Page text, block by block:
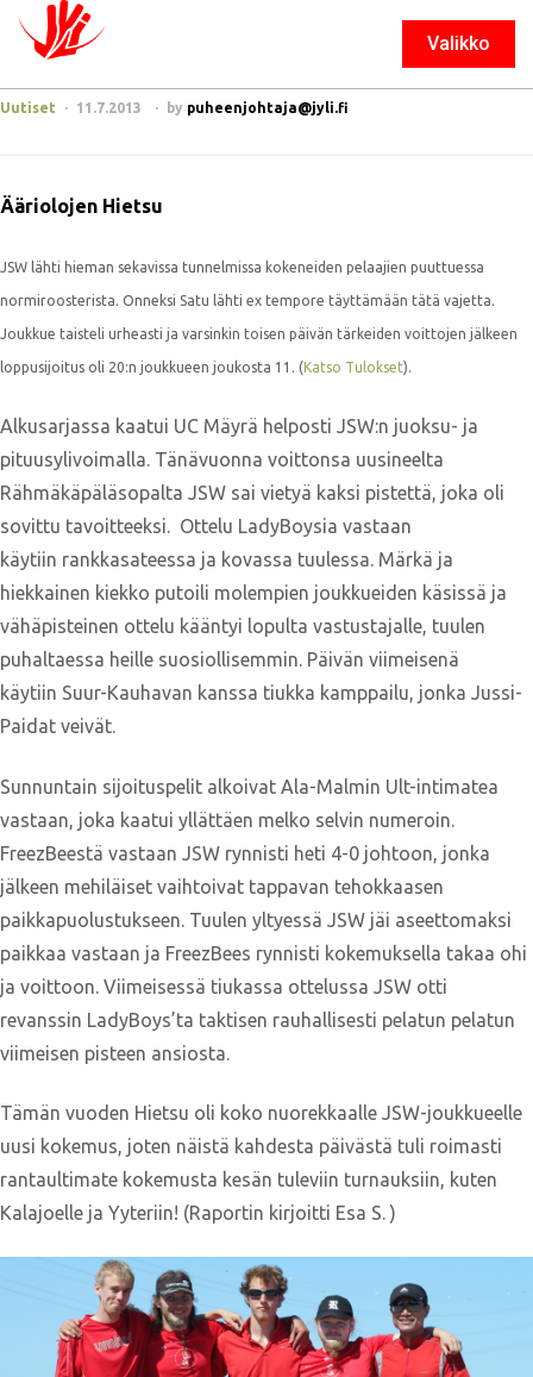
Valikko
Sulje
Uutiset 11.7.2013 by puheenjohtaja@jyli.fi
Ääriolojen Hietsu
JSW lähti hieman sekavissa tunnelmissa kokeneiden pelaajien puuttuessa
normiroosterista. Onneksi Satu lähti ex tempore täyttämään tätä vajetta.
Joukkue taisteli urheasti ja varsinkin toisen päivän tärkeiden voittojen jälkeen
loppusijoitus oli 20:n joukkueen joukosta 11. ( Katso Tulokset).
Alkusarjassa kaatui UC Mäyrä helposti JSW:n juoksu- ja
pituusylivoimalla. Tänävuonna voittonsa uusineelta
Rähmäkäpäläsopalta JSW sai vietyä kaksi pistettä, joka oli
sovittu tavoitteeksi. Ottelu LadyBoysia vastaan
käytiin rankkasateessa ja kovassa tuulessa. Märkä ja
hiekkainen kiekko putoili molempien joukkueiden käsissä ja
vähäpisteinen ottelu kääntyi lopulta vastustajalle, tuulen
puhaltaessa heille suosiollisemmin. Päivän viimeisenä
käytiin Suur-Kauhavan kanssa tiukka kamppailu, jonka Jussi-
Paidat veivät.
Sunnuntain sijoituspelit alkoivat Ala-Malmin Ult-intimatea
vastaan, joka kaatui yllättäen melko selvin numeroin.
FreezBeestä vastaan JSW rynnisti heti 4-0 johtoon, jonka
jälkeen mehiläiset vaihtoivat tappavan tehokkaasen
paikkapuolustukseen. Tuulen yltyessä JSW jäi aseettomaksi
paikkaa vastaan ja FreezBees rynnisti kokemuksella takaa ohi
ja voittoon. Viimeisessä tiukassa ottelussa JSW otti
revanssin LadyBoys’ta taktisen rauhallisesti pelatun pelatun
viimeisen pisteen ansiosta.
Tämän vuoden Hietsu oli koko nuorekkaalle JSW-joukkueelle
uusi kokemus, joten näistä kahdesta päivästä tuli roimasti
rantaultimate kokemusta kesän tuleviin turnauksiin, kuten
Kalajoelle ja Yyteriin! (Raportin kirjoitti Esa S. )